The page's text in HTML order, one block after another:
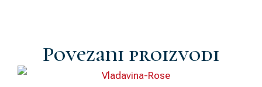
Povezani proizvodi